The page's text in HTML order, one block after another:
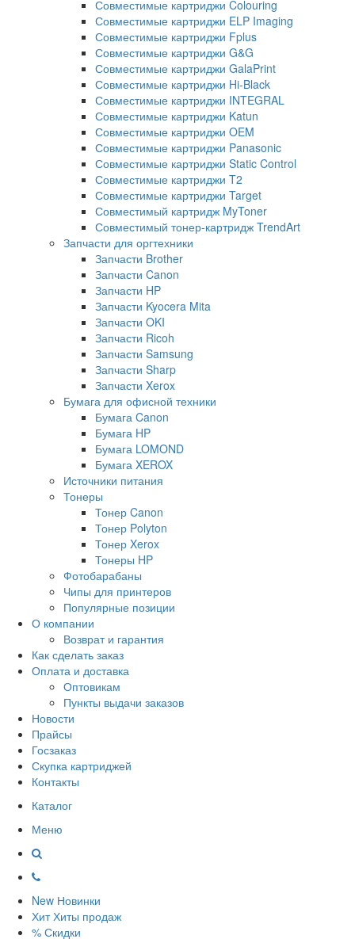
Совместимые картриджи Colouring
Совместимые картриджи ELP Imaging
Совместимые картриджи Fplus
Совместимые картриджи G&G
Совместимые картриджи GalaPrint
Совместимые картриджи Hi-Black
Совместимые картриджи INTEGRAL
Совместимые картриджи Katun
Совместимые картриджи OEM
Совместимые картриджи Panasonic
Совместимые картриджи Static Control
Совместимые картриджи T2
Совместимые картриджи Target
Совместимый картридж MyToner
Совместимый тонер-картридж TrendArt
Запчасти для оргтехники
Запчасти Brother
Запчасти Canon
Запчасти HP
Запчасти Kyocera Mita
Запчасти OKI
Запчасти Ricoh
Запчасти Samsung
Запчасти Sharp
Запчасти Xerox
Бумага для офисной техники
Бумага Canon
Бумага HP
Бумага LOMOND
Бумага XEROX
Источники питания
Тонеры
Тонер Canon
Тонер Polyton
Тонер Xerox
Тонеры HP
Фотобарабаны
Чипы для принтеров
Популярные позиции
О компании
Возврат и гарантия
Как сделать заказ
Оплата и доставка
Оптовикам
Пункты выдачи заказов
Новости
Прайсы
Госзаказ
Скупка картриджей
Контакты
Каталог
Меню
New Новинки
Хит Хиты продаж
% Скидки